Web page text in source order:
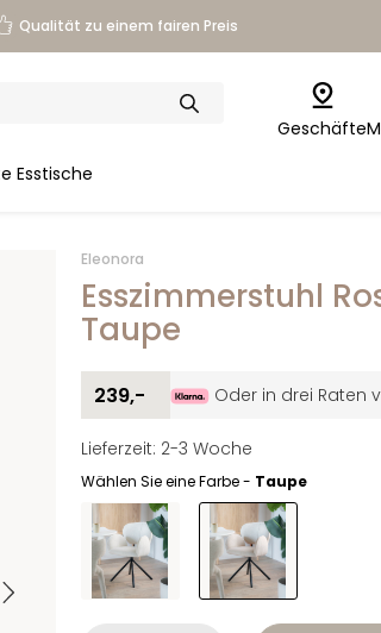
Qualität zu einem fairen Preis
Esstische
Geschäfte
Eleonora
Esszimmerstuhl
Taupe
239,- Oder in drei Raten
Lieferzeit: 2-3 Woche
Wählen Sie eine Farbe - Taupe